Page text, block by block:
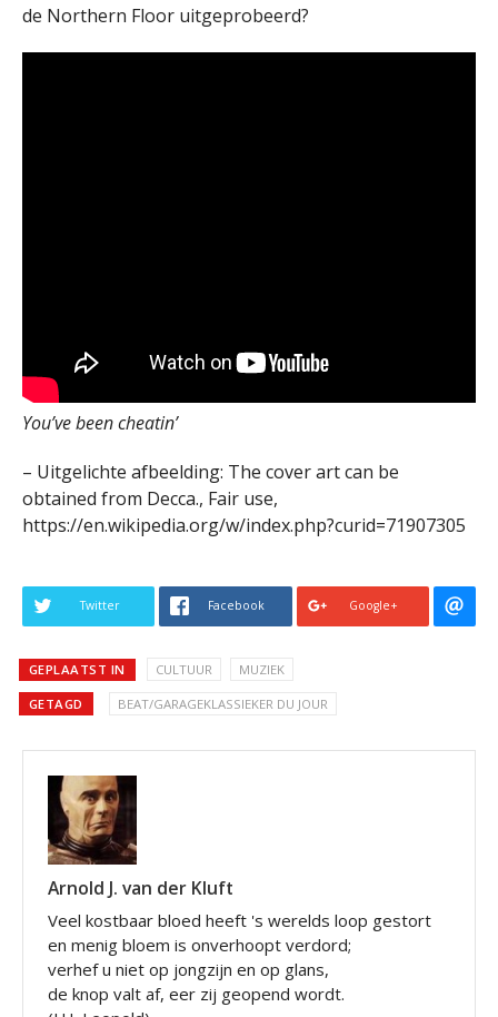
de Northern Floor uitgeprobeerd?
You’ve been cheatin’
– Uitgelichte afbeelding: The cover art can be
obtained from Decca., Fair use,
https://en.wikipedia.org/w/index.php?curid=71907305
Twitter Facebook Google+
GEPLAATST IN CULTUUR MUZIEK
GETAGD BEAT/GARAGEKLASSIEKER DU JOUR
Arnold J. van der Kluft
Veel kostbaar bloed heeft 's werelds loop gestort
en menig bloem is onverhoopt verdord;
verhef u niet op jongzijn en op glans,
de knop valt af, eer zij geopend wordt.